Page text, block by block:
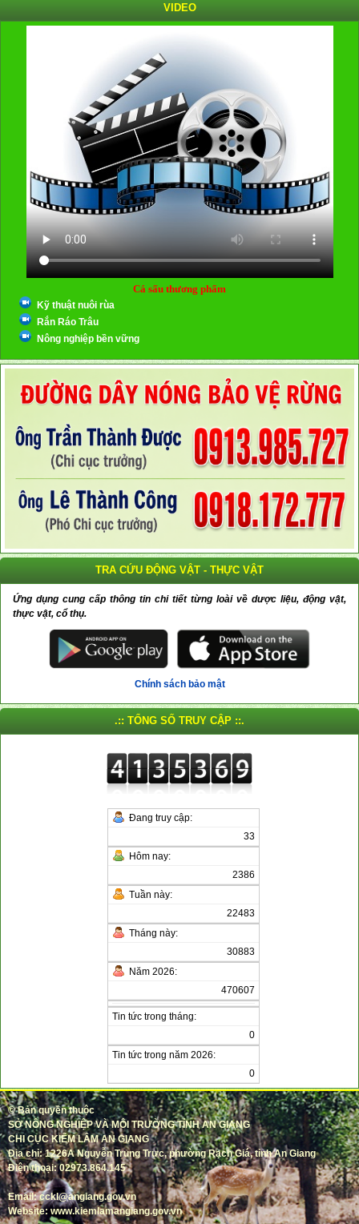
VIDEO
Cá sấu thương phẩm
Kỹ thuật nuôi rùa
Rắn Ráo Trâu
Nông nghiệp bền vững
TRA CỨU ĐỘNG VẬT - THỰC VẬT
Ứng dụng cung cấp thông tin chi tiết từng loài về dược liệu, động vật,
thực vật, cổ thụ.
Chính sách bảo mật
.:: TỔNG SỐ TRUY CẬP ::.
Đang truy cập:
33
Hôm nay:
2386
Tuần này:
22483
Tháng này:
30883
Năm 2026:
470607
Tin tức trong tháng:
0
Tin tức trong năm 2026:
0
© Bản quyền thuộc
SỞ NÔNG NGHIỆP VÀ MÔI TRƯỜNG TỈNH AN GIANG
CHI CỤC KIỂM LÂM AN GIANG
Địa chỉ: 1226A Nguyễn Trung Trực, phường Rạch Giá, tỉnh An Giang
Điện thoại: 02973.864.145
Email: cckl@angiang.gov.vn
Website: www.kiemlamangiang.gov.vn